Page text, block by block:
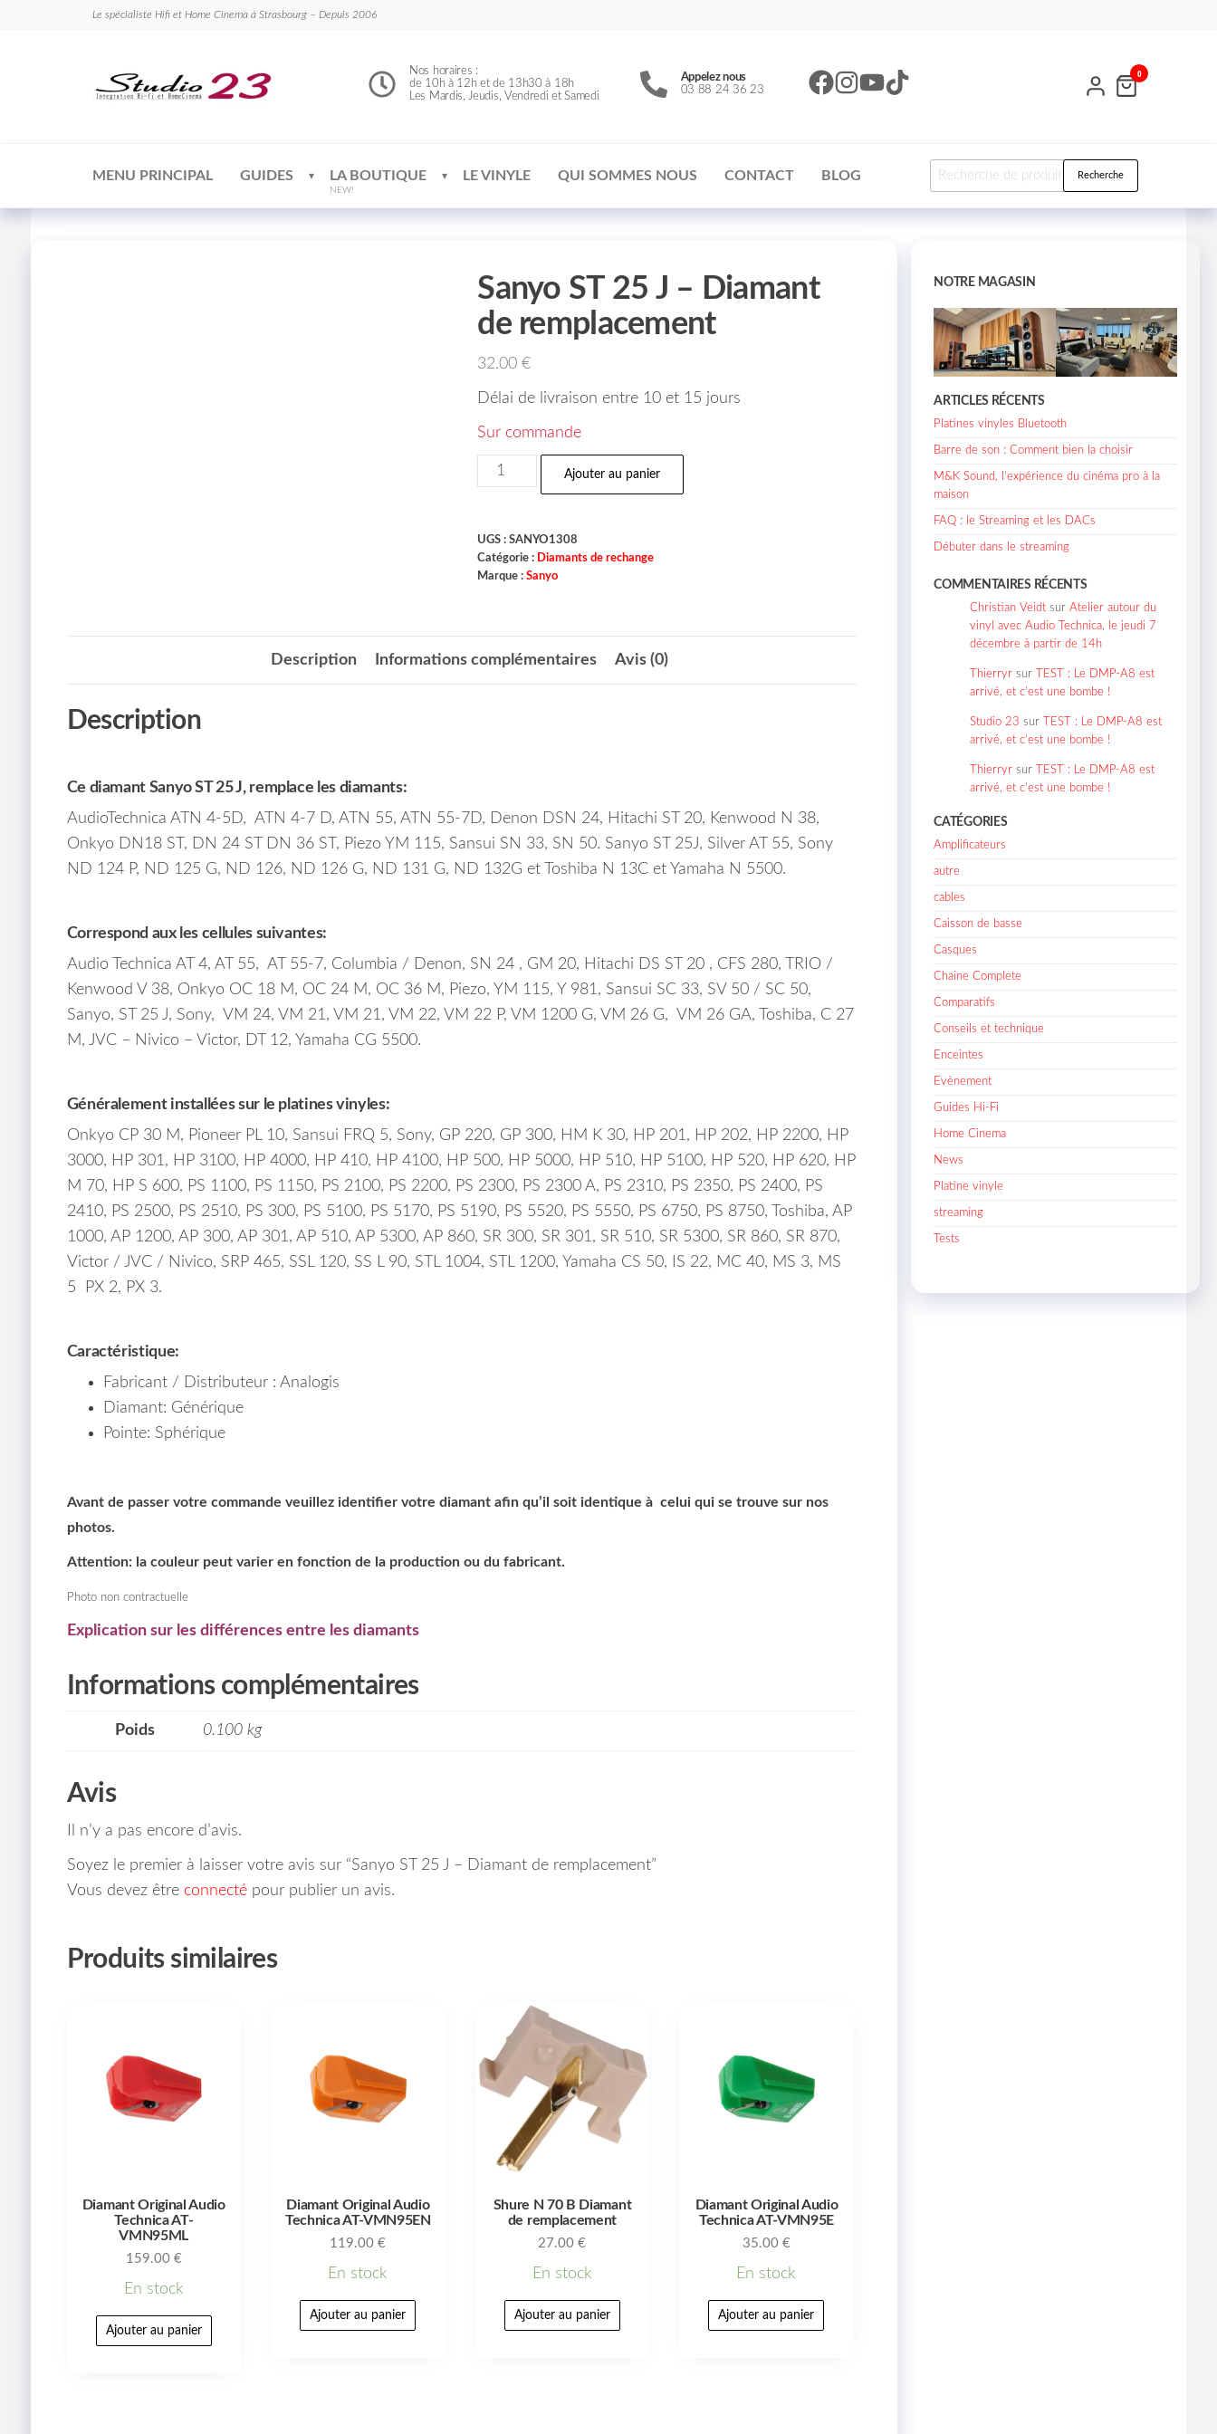
Le spécialiste Hifi et Home Cinema à Strasbourg – Depuis 2006
Nos horaires :
de 10h à 12h et de 13h30 à 18h
Les Mardis, Jeudis, Vendredi et Samedi
Appelez nous
03 88 24 36 23
0
MENU PRINCIPAL GUIDES LA BOUTIQUE
NEW!
LE VINYLE QUI SOMMES NOUS CONTACT BLOG Recherche
Sanyo ST 25 J – Diamant
de remplacement
32.00€
Délai de livraison entre 10 et 15 jours
Sur commande
Ajouter au panier
UGS :SANYO1308
Catégorie : Diamants de rechange
Marque :Sanyo
Description Informations complémentaires Avis (0)
Description
Ce diamant Sanyo ST 25 J, remplace les diamants:
AudioTechnica ATN 4-5D, ATN 4-7 D, ATN 55, ATN 55-7D, Denon DSN 24, Hitachi ST 20, Kenwood N 38,
Onkyo DN18 ST, DN 24 ST DN 36 ST, Piezo YM 115, Sansui SN 33, SN 50. Sanyo ST 25J, Silver AT 55, Sony
ND 124 P, ND 125 G, ND 126, ND 126 G, ND 131 G, ND 132G et Toshiba N 13C et Yamaha N 5500.
Correspond aux les cellules suivantes:
Audio Technica AT 4, AT 55, AT 55-7, Columbia / Denon, SN 24 , GM 20, Hitachi DS ST 20 , CFS 280, TRIO /
Kenwood V 38, Onkyo OC 18 M, OC 24 M, OC 36 M, Piezo, YM 115, Y 981, Sansui SC 33, SV 50 / SC 50,
Sanyo, ST 25 J, Sony, VM 24, VM 21, VM 21, VM 22, VM 22 P, VM 1200 G, VM 26 G, VM 26 GA, Toshiba, C 27
M, JVC – Nivico – Victor, DT 12, Yamaha CG 5500.
Généralement installées sur le platines vinyles:
Onkyo CP 30 M, Pioneer PL 10, Sansui FRQ 5, Sony, GP 220, GP 300, HM K 30, HP 201, HP 202, HP 2200, HP
3000, HP 301, HP 3100, HP 4000, HP 410, HP 4100, HP 500, HP 5000, HP 510, HP 5100, HP 520, HP 620, HP
M 70, HP S 600, PS 1100, PS 1150, PS 2100, PS 2200, PS 2300, PS 2300 A, PS 2310, PS 2350, PS 2400, PS
2410, PS 2500, PS 2510, PS 300, PS 5100, PS 5170, PS 5190, PS 5520, PS 5550, PS 6750, PS 8750, Toshiba, AP
1000, AP 1200, AP 300, AP 301, AP 510, AP 5300, AP 860, SR 300, SR 301, SR 510, SR 5300, SR 860, SR 870,
Victor / JVC / Nivico, SRP 465, SSL 120, SS L 90, STL 1004, STL 1200, Yamaha CS 50, IS 22, MC 40, MS 3, MS
5 PX 2, PX 3.
Caractéristique:
Fabricant / Distributeur : Analogis
Diamant: Générique
Pointe: Sphérique
Avant de passer votre commande veuillez identifier votre diamant afin qu’il soit identique à celui qui se trouve sur nos
photos.
Attention: la couleur peut varier en fonction de la production ou du fabricant.
Photo non contractuelle
Explication sur les différences entre les diamants
Informations complémentaires
Poids 0.100 kg
Avis
Il n’y a pas encore d’avis.
Soyez le premier à laisser votre avis sur “Sanyo ST 25 J – Diamant de remplacement”
Vous devez être connectépour publier un avis.
Produits similaires
Diamant Original Audio
Technica AT-
VMN95ML
159.00 €
En stock
Ajouter au panier
Diamant Original Audio
Technica AT-VMN95EN
119.00€
En stock
Ajouter au panier
Shure N 70 B Diamant
de remplacement
27.00€
En stock
Ajouter au panier
Diamant Original Audio
Technica AT-VMN95E
35.00 €
En stock
Ajouter au panier
NOTRE MAGASIN
ARTICLES RÉCENTS
Platines vinyles Bluetooth
Barre de son : Comment bien la choisir
M&K Sound, l’expérience du cinéma pro à la
maison
FAQ : le Streaming et les DACs
Débuter dans le streaming
COMMENTAIRES RÉCENTS
Christian Veidt surAtelier autour du
vinyl avec Audio Technica, le jeudi 7
décembre à partir de 14h
Thierryr sur
TEST : Le DMP-A8 est
arrivé, et c’est une bombe !
Studio 23 sur
TEST : Le DMP-A8 est
arrivé, et c’est une bombe !
Thierryr sur
TEST : Le DMP-A8 est
arrivé, et c’est une bombe !
CATÉGORIES
Amplificateurs
autre
cables
Caisson de basse
Casques
Chaine Complete
Comparatifs
Conseils et technique
Enceintes
Evènement
Guides Hi-Fi
Home Cinema
News
Platine vinyle
streaming
Tests